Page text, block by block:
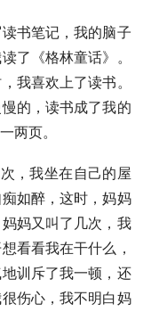
书笔记，我的脑子
了《格林童话》。
我喜欢上了读书。
的，读书成了我的
两页。
，我坐在自己的屋
如醉，这时，妈妈
妈又叫了几次，我
看看我在干什么，
训斥了我一顿，还
伤心，我不明白妈